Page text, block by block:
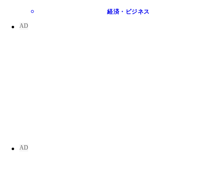
経済・ビジネス